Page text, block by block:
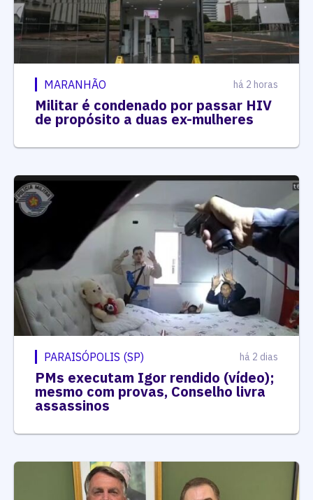
MARANHÃO há 2 horas
Militar é condenado por passar HIV
de propósito a duas ex-mulheres
PARAISÓPOLIS (SP) há 2 dias
PMs executam Igor rendido (vídeo);
mesmo com provas, Conselho livra
assassinos